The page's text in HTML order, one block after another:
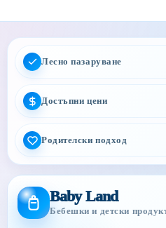
Лесно пазаруване
Достъпни цени
Родителски подход
Baby Land
Бебешки и детски